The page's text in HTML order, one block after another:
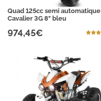
Quad 125cc semi automatique
Cavalier 3G 8" bleu
974,45€